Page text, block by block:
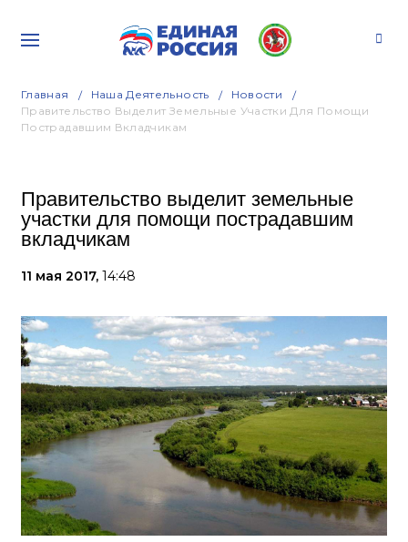
Главная Наша Деятельность
Новости
Правительство Выделит Земельные Участки Для Помощи
Пострадавшим Вкладчикам
Правительство выделит земельные
участки для помощи пострадавшим
вкладчикам
11 мая 2017, 14:48